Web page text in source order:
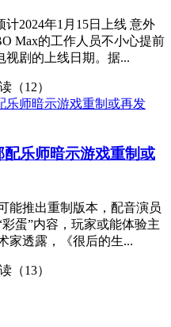
计2024年1月15日上线 意外
Max的工作人员不小心提前
视剧的上线日期。据...
（12）
配乐师暗示游戏重制或
能推出重制版本，配音演员
蛋”内容，玩家或能体验主
家透露，《很后的生...
（13）